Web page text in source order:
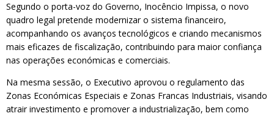
Segundo o porta-voz do Governo, Inocêncio Impissa, o novo
quadro legal pretende modernizar o sistema financeiro,
acompanhando os avanços tecnológicos e criando mecanismos
mais eficazes de fiscalização, contribuindo para maior confiança
nas operações económicas e comerciais.
Na mesma sessão, o Executivo aprovou o regulamento das
Zonas Económicas Especiais e Zonas Francas Industriais, visando
atrair investimento e promover a industrialização, bem como